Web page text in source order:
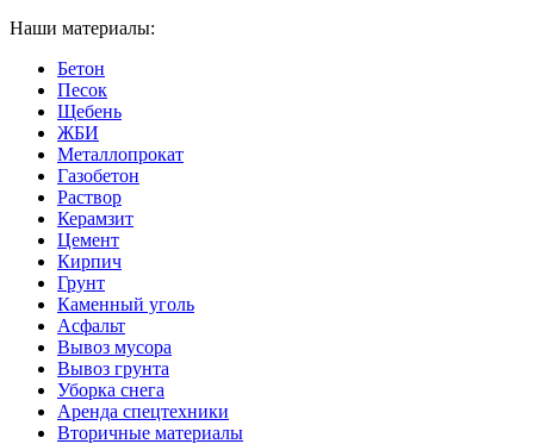
Наши материалы:
Бетон
Песок
Щебень
ЖБИ
Металлопрокат
Газобетон
Раствор
Керамзит
Цемент
Кирпич
Грунт
Каменный уголь
Асфальт
Вывоз мусора
Вывоз грунта
Уборка снега
Аренда спецтехники
Вторичные материалы